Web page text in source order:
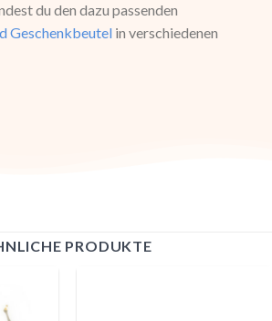
du den dazu passenden
Geschenkbeutel in verschiedenen
PRODUKTE